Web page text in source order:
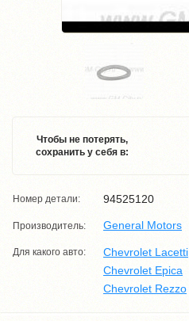
Чтобы не потерять,
сохранить у себя в:
Номер детали: 94525120
Производитель: General Motors
Для какого авто:
Chevrolet Lacetti
Chevrolet Epica
Chevrolet Rezzo